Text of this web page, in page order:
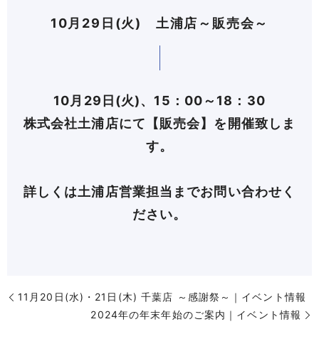
10月29日(火) 土浦店～販売会～
10月29日(火)、15：00～18：30
株式会社土浦店にて【販売会】を開催致しま
す。
詳しくは土浦店営業担当までお問い合わせく
ださい。
11月20日(水)・21日(木) 千葉店 ～感謝祭～｜イベント情報
2024年の年末年始のご案内｜イベント情報